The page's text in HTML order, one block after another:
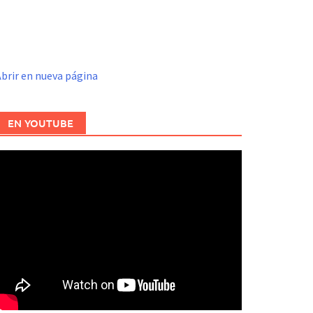
en nueva página
EN YOUTUBE